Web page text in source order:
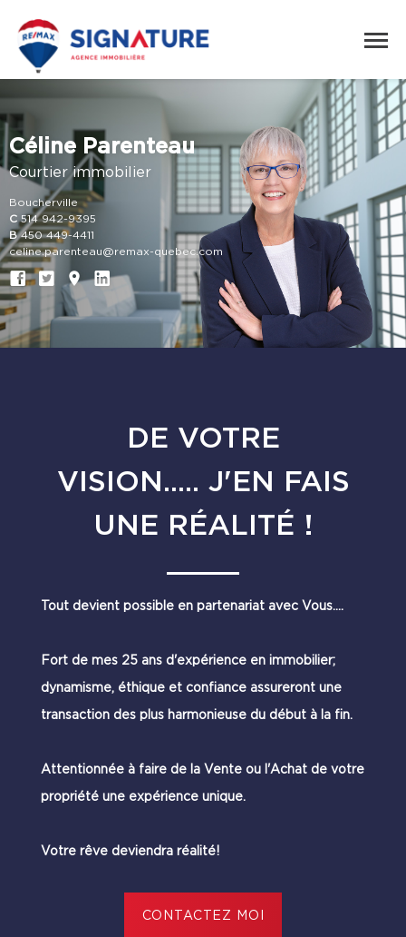
Céline Parenteau
Courtier immobilier
Boucherville
C 514 942-9395
B 450 449-4411
celine.parenteau@remax-quebec.com
DE VOTRE
VISION..... J'EN FAIS
UNE RÉALITÉ !
Tout devient possible en partenariat avec Vous....
Fort de mes 25 ans d'expérience en immobilier;
dynamisme, éthique et confiance assureront une
transaction des plus harmonieuse du début à la fin.
Attentionnée à faire de la Vente ou l'Achat de votre
propriété une expérience unique.
Votre rêve deviendra réalité!
CONTACTEZ MOI